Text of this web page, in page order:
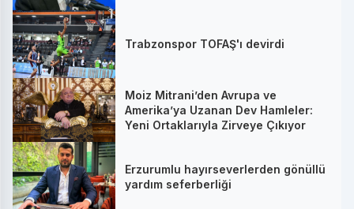
Trabzonspor TOFAŞ'ı devirdi
Moiz Mitrani’den Avrupa ve
Amerika’ya Uzanan Dev Hamleler:
Yeni Ortaklarıyla Zirveye Çıkıyor
Erzurumlu hayırseverlerden gönüllü
yardım seferberliği